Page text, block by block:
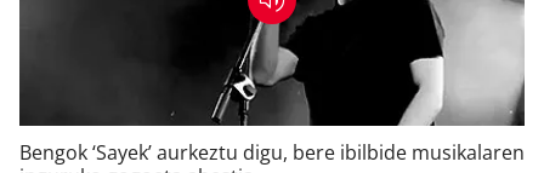
Bengok ‘Sayek’ aurkeztu digu, bere ibilbide musikalaren